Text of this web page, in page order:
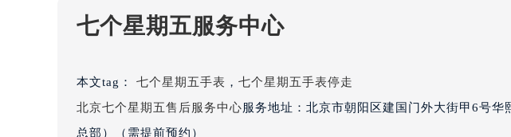
黑龙江省大庆市萨尔图区会战大街七个星期五售后服务中心（需
黑龙江省佳木斯市向阳区长安路七个星期五售后服务中心（需提
七个星期五服务中心
本文tag： 七个星期五手表 ， 七个星期五手表停走
北京七个星期五售后服务中心服务地址：北京市朝阳区建国门外大街甲6号
总部）（需提前预约）